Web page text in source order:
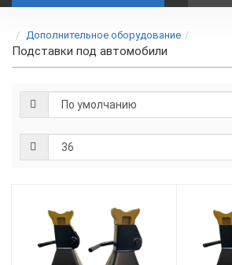
Дополнительное оборудование
Подставки под автомобили